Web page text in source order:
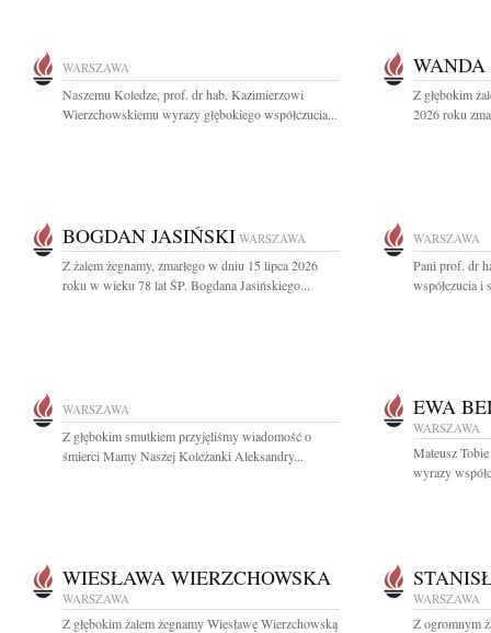
WARSZAWA
Naszemu Koledze, prof. dr hab. Kazimierzowi
Wierzchowskiemu wyrazy głębokiego współczucia...
Z głębokim
2026 roku
BOGDAN JASIŃSKI WARSZAWA
Z żalem żegnamy, zmarłego w dniu 15 lipca 2026
roku w wieku 78 lat ŚP. Bogdana Jasińskiego...
WARSZAWA
Pani prof. dr
współczucia i
WARSZAWA
Z głębokim smutkiem przyjęliśmy wiadomość o
śmierci Mamy Naszej Koleżanki Aleksandry...
EWA
WARSZAWA
Mateusz
wyrazy
WIESŁAWA WIERZCHOWSKA
WARSZAWA
Z głębokim żalem żegnamy Wiesławę Wierzchowską
WARSZAWA
Z ogromnym